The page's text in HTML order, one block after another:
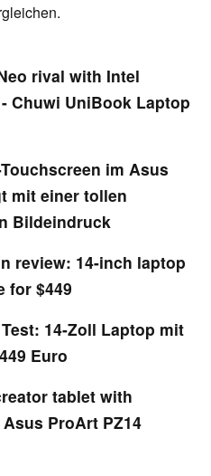
rival with Intel
Chuwi UniBook Laptop
im Asus
mit einer tollen
Bildeindruck
review: 14-inch laptop
for $449
14-Zoll Laptop mit
Euro
tablet with
ProArt PZ14